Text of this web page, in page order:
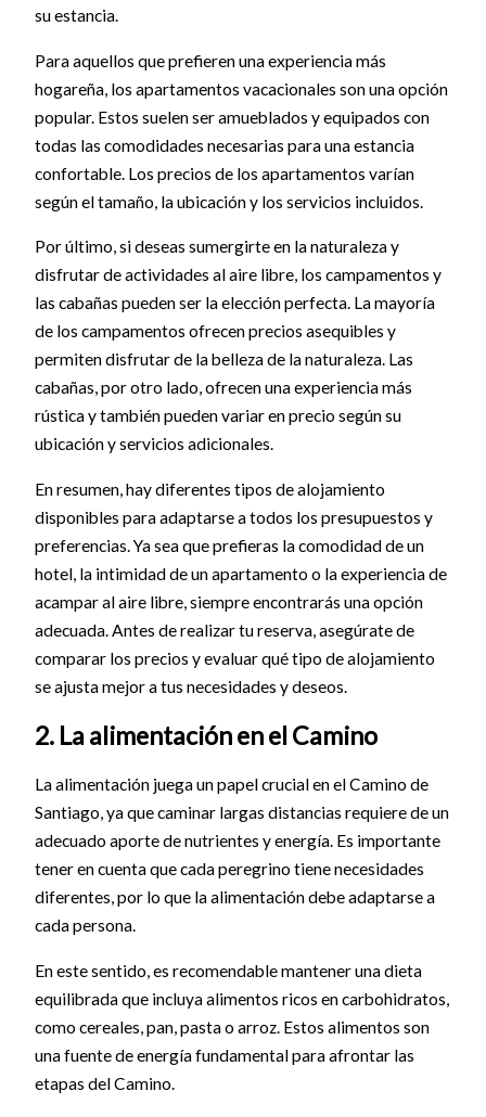
su estancia.
Para aquellos que prefieren una experiencia más
hogareña, los apartamentos vacacionales son una opción
popular. Estos suelen ser amueblados y equipados con
todas las comodidades necesarias para una estancia
confortable. Los precios de los apartamentos varían
según el tamaño, la ubicación y los servicios incluidos.
Por último, si deseas sumergirte en la naturaleza y
disfrutar de actividades al aire libre, los campamentos y
las cabañas pueden ser la elección perfecta. La mayoría
de los campamentos ofrecen precios asequibles y
permiten disfrutar de la belleza de la naturaleza. Las
cabañas, por otro lado, ofrecen una experiencia más
rústica y también pueden variar en precio según su
ubicación y servicios adicionales.
En resumen, hay diferentes tipos de alojamiento
disponibles para adaptarse a todos los presupuestos y
preferencias. Ya sea que prefieras la comodidad de un
hotel, la intimidad de un apartamento o la experiencia de
acampar al aire libre, siempre encontrarás una opción
adecuada. Antes de realizar tu reserva, asegúrate de
comparar los precios y evaluar qué tipo de alojamiento
se ajusta mejor a tus necesidades y deseos.
2. La alimentación en el Camino
La alimentación juega un papel crucial en el Camino de
Santiago, ya que caminar largas distancias requiere de un
adecuado aporte de nutrientes y energía. Es importante
tener en cuenta que cada peregrino tiene necesidades
diferentes, por lo que la alimentación debe adaptarse a
cada persona.
En este sentido, es recomendable mantener una dieta
equilibrada que incluya alimentos ricos en carbohidratos,
como cereales, pan, pasta o arroz. Estos alimentos son
una fuente de energía fundamental para afrontar las
etapas del Camino.